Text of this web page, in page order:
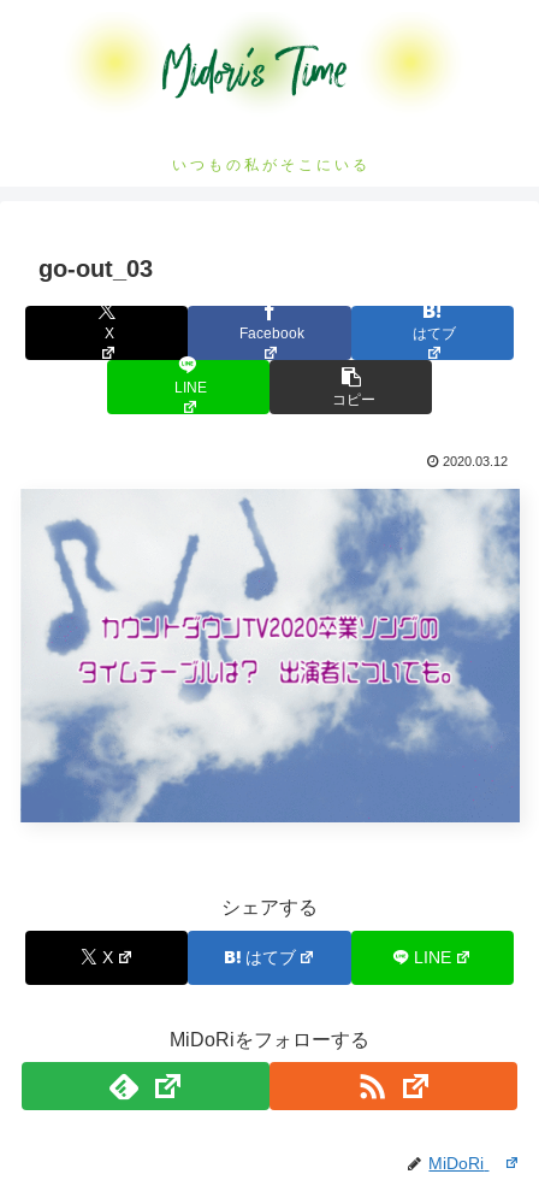
い つ も の 私 が そ こ に い る
go-out_03
X Facebook はてブ
LINE
コピー
2020.03.12
シェアする
X はてブ LINE
MiDoRiをフォローする
MiDoRi